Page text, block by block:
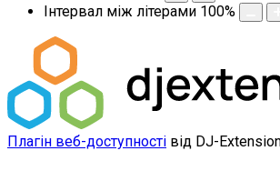
Інтервал між літерами 100%
Плагін веб-доступності від DJ-